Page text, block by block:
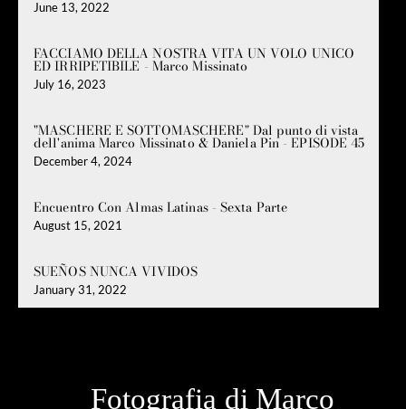
June 13, 2022
FACCIAMO DELLA NOSTRA VITA UN VOLO UNICO
ED IRRIPETIBILE - Marco Missinato
July 16, 2023
"MASCHERE E SOTTOMASCHERE" Dal punto di vista
dell'anima Marco Missinato & Daniela Pin - EPISODE 45
December 4, 2024
Encuentro Con Almas Latinas - Sexta Parte
August 15, 2021
SUEÑOS NUNCA VIVIDOS
January 31, 2022
Fotografia di Marco